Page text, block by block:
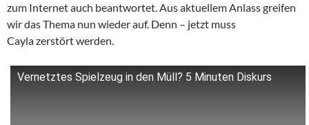
zum Internet auch beantwortet. Aus aktuellem Anlass greifen
wir das Thema nun wieder auf. Denn – jetzt muss
Cayla zerstört werden.
Vernetztes Spielzeug in den Müll? 5 Minuten Diskurs